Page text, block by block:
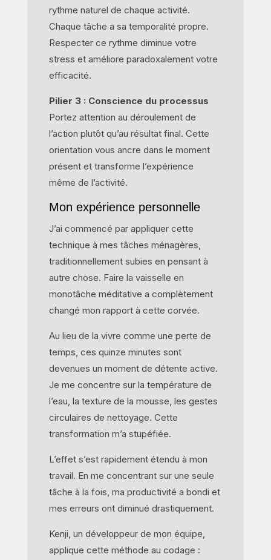
rythme naturel de chaque activité.
Chaque tâche a sa temporalité propre.
Respecter ce rythme diminue votre
stress et améliore paradoxalement votre
efficacité.
Pilier 3 : Conscience du processus
Portez attention au déroulement de
l’action plutôt qu’au résultat final. Cette
orientation vous ancre dans le moment
présent et transforme l’expérience
même de l’activité.
Mon expérience personnelle
J’ai commencé par appliquer cette
technique à mes tâches ménagères,
traditionnellement subies en pensant à
autre chose. Faire la vaisselle en
monotâche méditative a complètement
changé mon rapport à cette corvée.
Au lieu de la vivre comme une perte de
temps, ces quinze minutes sont
devenues un moment de détente active.
Je me concentre sur la température de
l’eau, la texture de la mousse, les gestes
circulaires de nettoyage. Cette
transformation m’a stupéfiée.
L’effet s’est rapidement étendu à mon
travail. En me concentrant sur une seule
tâche à la fois, ma productivité a bondi et
mes erreurs ont diminué drastiquement.
Kenji, un développeur de mon équipe,
applique cette méthode au codage :